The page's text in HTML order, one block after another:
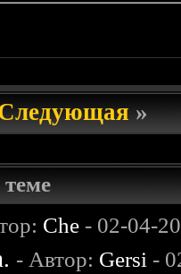
»
Che - 02-04-
- Автор: Gersi -